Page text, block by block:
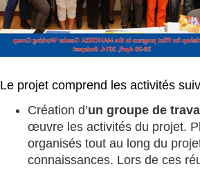
Le projet comprend les activités
Création d’un groupe de
œuvre les activités du projet.
organisés tout au long du
connaissances. Lors de ces